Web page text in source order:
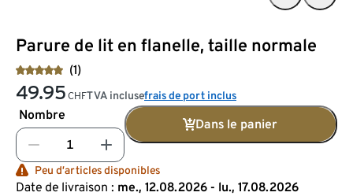
Parure de lit en flanelle, taille normale
(1)
49.95 CHFTVA inclusefrais de port inclus
Nombre
Dans le panier
Peu d’articles disponibles
Date de livraison : me., 12.08.2026 - lu., 17.08.2026